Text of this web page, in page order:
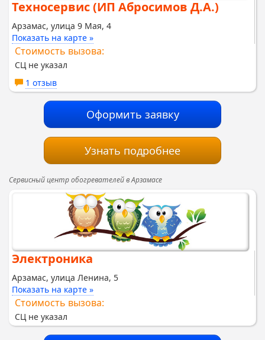
Техносервис (ИП Абросимов Д.А.)
Арзамас, улица 9 Мая, 4
Показать на карте »
Стоимость вызова:
СЦ не указал
1 отзыв
Оформить заявку
Узнать подробнее
Сервисный центр обогревателей в Арзамасе
Электроника
Арзамас, улица Ленина, 5
Показать на карте »
Стоимость вызова:
СЦ не указал